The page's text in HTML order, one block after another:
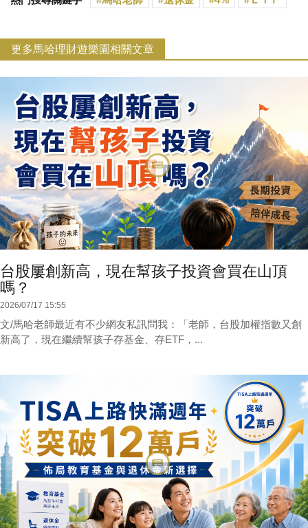
更多馬哈理財遊樂園相關文章
台股屢創新高，現在幫孩子投資會買在山頂
嗎？
2026/07/17 15:55
文/馬哈老師最近有不少網友私訊問我：「老師，台股加權指數又創
新高了，現在繼續幫孩子存基金、存ETF，...